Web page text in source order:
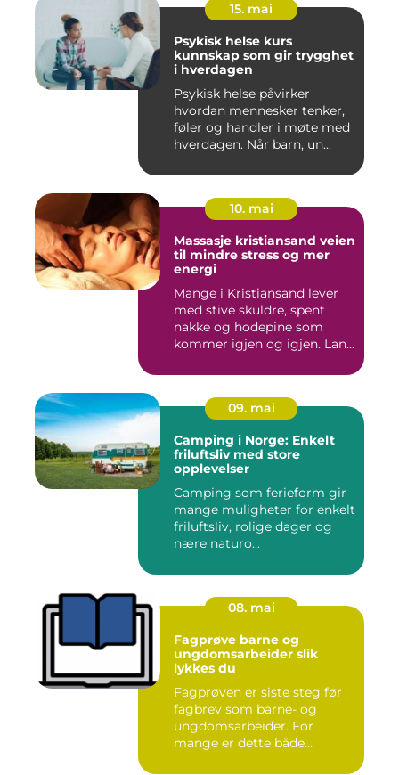
15. mai
Psykisk helse kurs
kunnskap som gir trygghet
i hverdagen
Psykisk helse påvirker
hvordan mennesker tenker,
føler og handler i møte med
hverdagen. Når barn, un...
10. mai
Massasje kristiansand veien
til mindre stress og mer
energi
Mange i Kristiansand lever
med stive skuldre, spent
nakke og hodepine som
kommer igjen og igjen. Lan...
09. mai
Camping i Norge: Enkelt
friluftsliv med store
opplevelser
Camping som ferieform gir
mange muligheter for enkelt
friluftsliv, rolige dager og
nære naturo...
08. mai
Fagprøve barne og
ungdomsarbeider slik
lykkes du
Fagprøven er siste steg før
fagbrev som barne- og
ungdomsarbeider. For
mange er dette både